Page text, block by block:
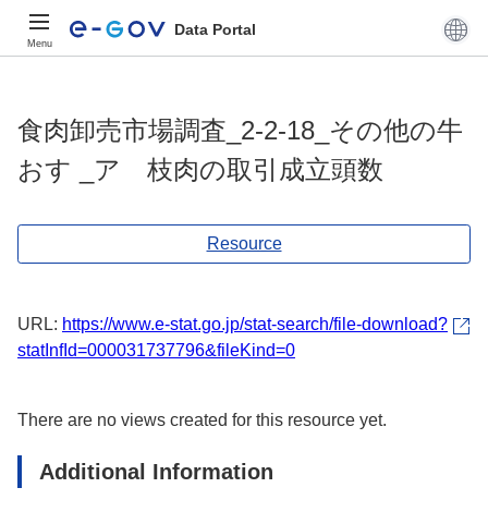
Menu
Data Portal
食肉卸売市場調査_2-2-18_その他の牛
おす _ア 枝肉の取引成立頭数
Resource
URL: https://www.e-stat.go.jp/stat-search/file-download?
statInfId=000031737796&fileKind=0
There are no views created for this resource yet.
Additional Information